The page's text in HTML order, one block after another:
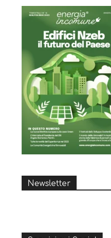
Newsletter